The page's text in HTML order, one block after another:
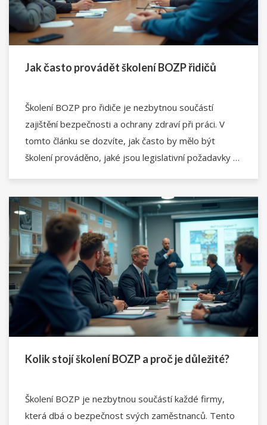
Jak často provádět školení BOZP řidičů
Školení BOZP pro řidiče je nezbytnou součástí
zajištění bezpečnosti a ochrany zdraví při práci. V
tomto článku se dozvíte, jak často by mělo být
školení prováděno, jaké jsou legislativní požadavky a
školení a co by mělo zahrnovat.
Kolik stojí školení BOZP a proč je důležité?
Školení BOZP je nezbytnou součástí každé firmy,
která dbá o bezpečnost svých zaměstnanců. Tento